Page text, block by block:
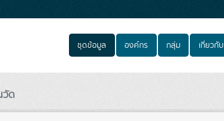
ชุดข้อมูล องค์กร กลุ่ม เกี่ยวกับ
วัด